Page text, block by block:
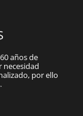
años de
necesidad
por ello